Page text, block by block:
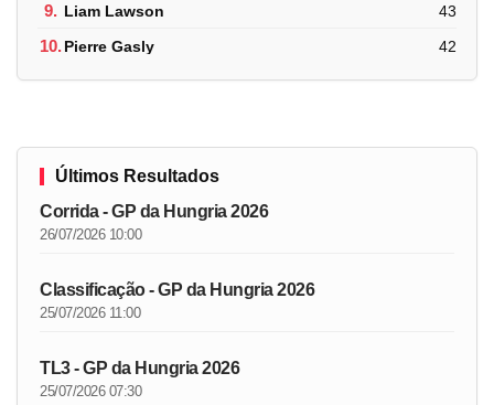
9. Liam Lawson 43
10.Pierre Gasly 42
Últimos Resultados
Corrida - GP da Hungria 2026
26/07/2026 10:00
Classificação - GP da Hungria 2026
25/07/2026 11:00
TL3 - GP da Hungria 2026
25/07/2026 07:30